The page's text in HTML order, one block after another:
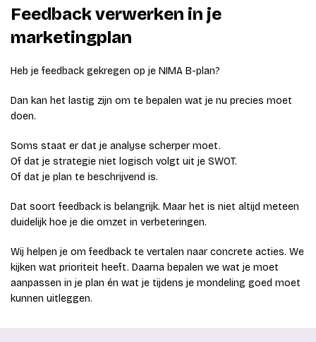
Feedback verwerken in je
marketingplan
Heb je feedback gekregen op je NIMA B-plan?
Dan kan het lastig zijn om te bepalen wat je nu precies moet
doen.
Soms staat er dat je analyse scherper moet.
Of dat je strategie niet logisch volgt uit je SWOT.
Of dat je plan te beschrijvend is.
Dat soort feedback is belangrijk. Maar het is niet altijd meteen
duidelijk hoe je die omzet in verbeteringen.
Wij helpen je om feedback te vertalen naar concrete acties. We
kijken wat prioriteit heeft. Daarna bepalen we wat je moet
aanpassen in je plan én wat je tijdens je mondeling goed moet
kunnen uitleggen.